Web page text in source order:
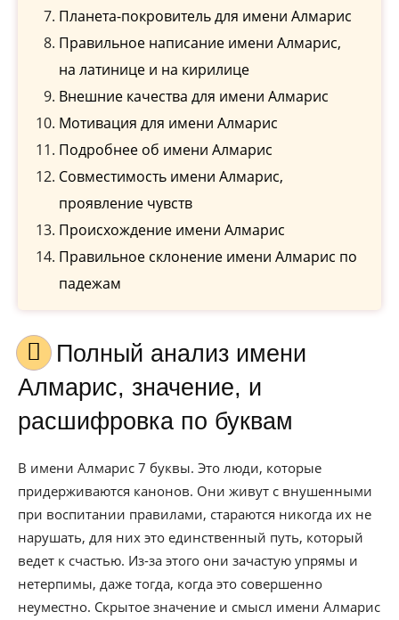
Планета-покровитель для имени Алмарис
Правильное написание имени Алмарис,
на латинице и на кирилице
Внешние качества для имени Алмарис
Мотивация для имени Алмарис
Подробнее об имени Алмарис
Совместимость имени Алмарис,
проявление чувств
Происхождение имени Алмарис
Правильное склонение имени Алмарис по
падежам
Полный анализ имени
Алмарис, значение, и
расшифровка по буквам
В имени Алмарис 7 буквы. Это люди, которые
придерживаются канонов. Они живут с внушенными
при воспитании правилами, стараются никогда их не
нарушать, для них это единственный путь, который
ведет к счастью. Из-за этого они зачастую упрямы и
нетерпимы, даже тогда, когда это совершенно
неуместно. Скрытое значение и смысл имени Алмарис